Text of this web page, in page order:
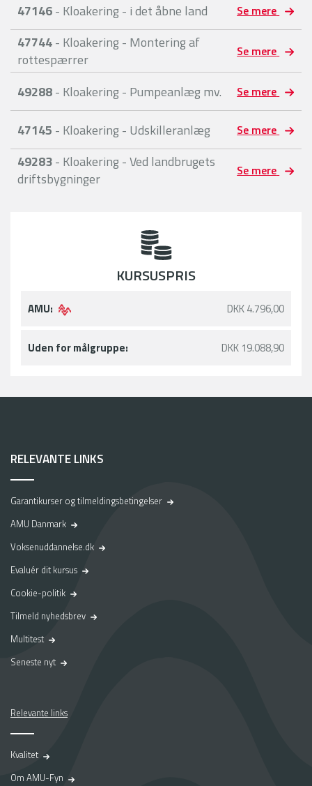
47146- Kloakering - i det åbne land Se mere
47744- Kloakering - Montering af
rottespærrer
Se mere
49288- Kloakering - Pumpeanlæg mv. Se mere
47145 - Kloakering - Udskilleranlæg Se mere
49283- Kloakering - Ved landbrugets
driftsbygninger
Se mere
KURSUSPRIS
AMU: DKK 4.796,00
Uden for målgruppe: DKK 19.088,90
RELEVANTE LINKS
Garantikurser og tilmeldingsbetingelser
AMU Danmark
Voksenuddannelse.dk
Evaluér dit kursus
Cookie-politik
Tilmeld nyhedsbrev
Multitest
Seneste nyt
Relevante links
Kvalitet
Om AMU-Fyn